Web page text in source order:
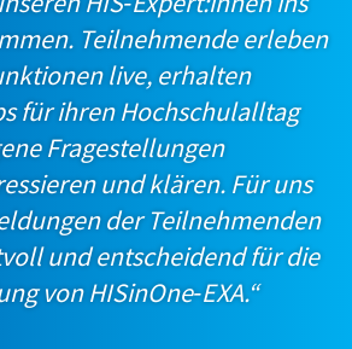
Teilnehmende erleben
live, erhalten
für ihren Hochschulalltag
Fragestellungen
und klären. Für uns
der Teilnehmenden
und entscheidend für die
vonHISinOne‑EXA.“